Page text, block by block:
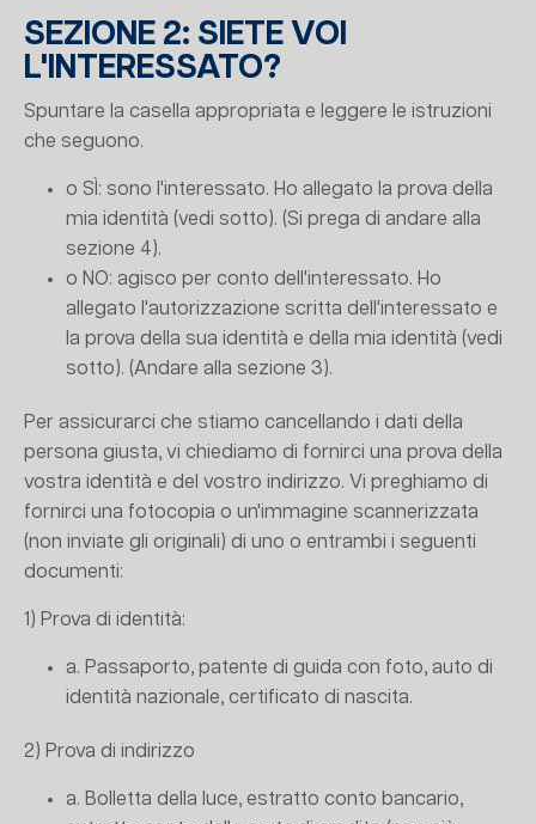
SEZIONE 2: SIETE VOI
L'INTERESSATO?
Spuntare la casella appropriata e leggere le istruzioni
che seguono.
o SÌ: sono l'interessato. Ho allegato la prova della
mia identità (vedi sotto). (Si prega di andare alla
sezione 4).
o NO: agisco per conto dell'interessato. Ho
allegato l'autorizzazione scritta dell'interessato e
la prova della sua identità e della mia identità (vedi
sotto). (Andare alla sezione 3).
Per assicurarci che stiamo cancellando i dati della
persona giusta, vi chiediamo di fornirci una prova della
vostra identità e del vostro indirizzo. Vi preghiamo di
fornirci una fotocopia o un'immagine scannerizzata
(non inviate gli originali) di uno o entrambi i seguenti
documenti:
1) Prova di identità:
a. Passaporto, patente di guida con foto, auto di
identità nazionale, certificato di nascita.
2) Prova di indirizzo
a. Bolletta della luce, estratto conto bancario,